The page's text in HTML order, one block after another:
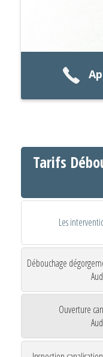
Tarifs
Les
Débouchage
Ouverture